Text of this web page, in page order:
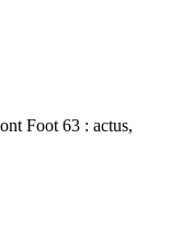
Foot 63 : actus,